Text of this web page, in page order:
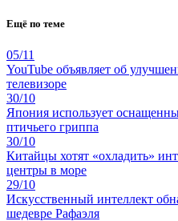
Ещё по теме
05/11
YouTube объявляет об
телевизоре
30/10
Япония использует
птичьего гриппа
30/10
Китайцы хотят «охладить»
центры в море
29/10
Искусственный интеллект
шедевре Рафаэля